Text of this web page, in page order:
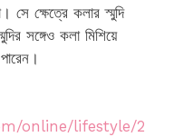
সে ক্ষেত্রে কলার স্মুদি
সঙ্গেও কলা মিশিয়ে
online/lifestyle/2